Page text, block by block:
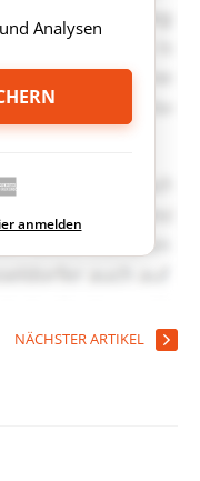
Analysen
anmelden
NÄCHSTER ARTIKEL